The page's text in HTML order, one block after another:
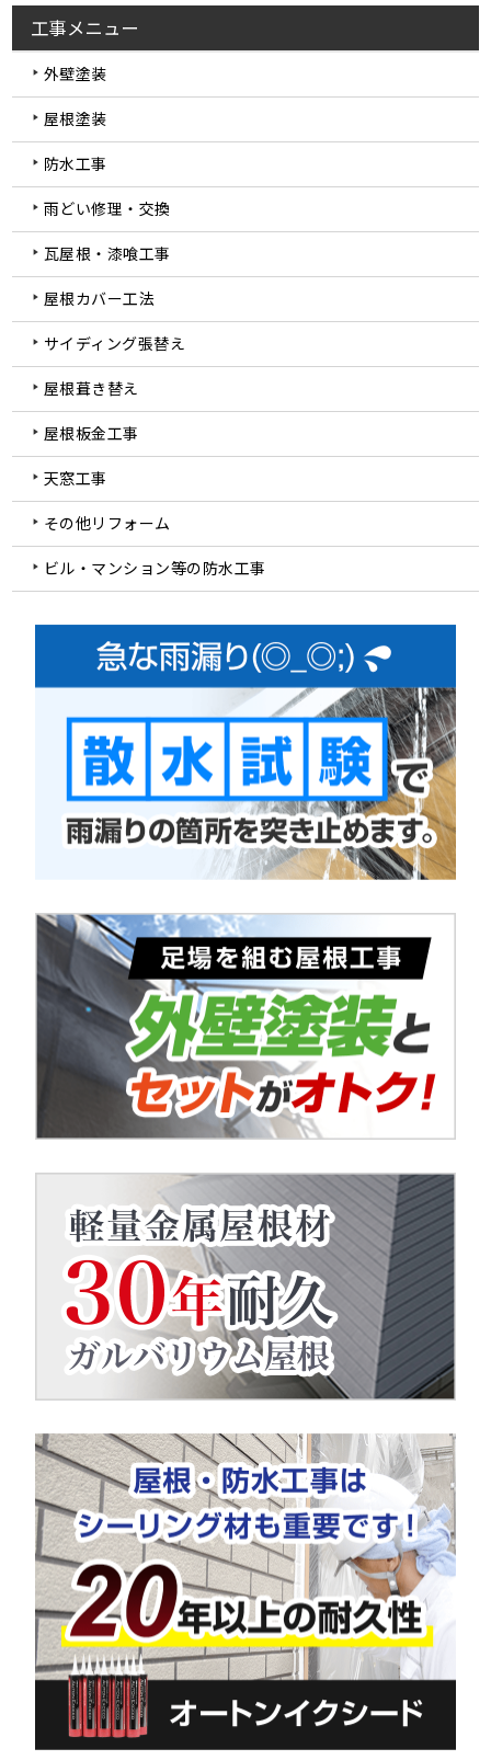
工事メニュー
外壁塗装
屋根塗装
防水工事
雨どい修理・交換
瓦屋根・漆喰工事
屋根カバー工法
サイディング張替え
屋根葺き替え
屋根板金工事
天窓工事
その他リフォーム
ビル・マンション等の防水工事